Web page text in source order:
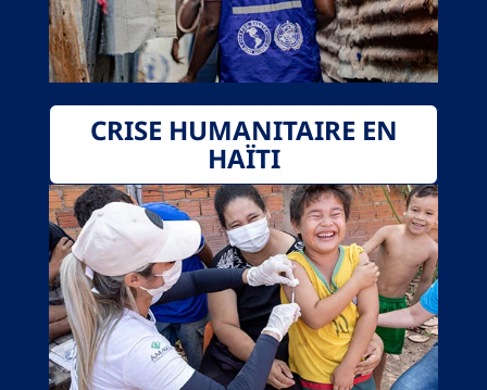
CRISE HUMANITAIRE EN
HAÏTI